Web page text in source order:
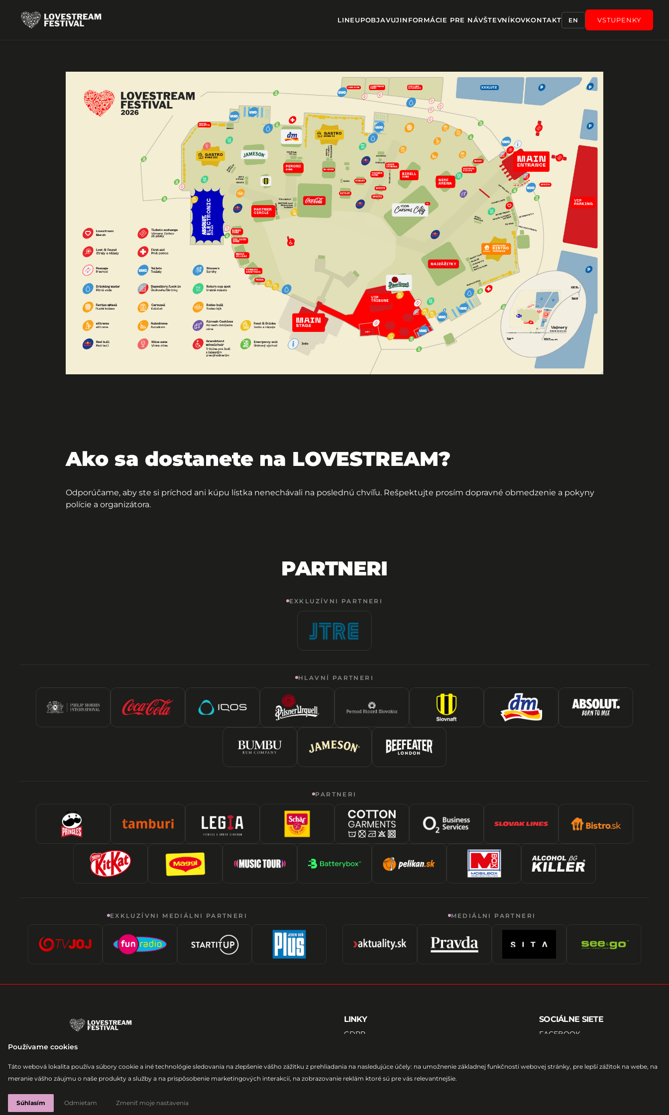
Používame cookies
Táto webová lokalita používa súbory cookie a iné technológie sledovania na zlepšenie vášho zážitku z prehliadania na nasledujúce účely: na umožnenie základnej funkčnosti webovej stránky, pre lepší zážitok na webe, na
meranie vášho záujmu o naše produkty a služby a na prispôsobenie marketingových interakcií, na zobrazovanie reklám ktoré sú pre vás relevantnejšie.
Súhlasím Odmietam Zmeniť moje nastavenia
LINEUPOBJAVUJINFORMÁCIE PRE NÁVŠTEVNÍKOVKONTAKT EN VSTUPENKY
Ako sa dostanete na LOVESTREAM?
Odporúčame, aby ste si príchod ani kúpu lístka nenechávali na poslednú chvíľu. Rešpektujte prosím dopravné obmedzenie a pokyny
polície a organizátora.
PARTNERI
EXKLUZÍVNI PARTNERI
HLAVNÍ PARTNERI
PARTNERI
EXKLUZÍVNI MEDIÁLNI PARTNERI MEDIÁLNI PARTNERI
Laurinská 8, 811 01 Bratislava - mestská časť Staré Mesto
LINKY
GDPR
Press
FAQ
SOCIÁLNE SIETE
FACEBOOK
EMAIL